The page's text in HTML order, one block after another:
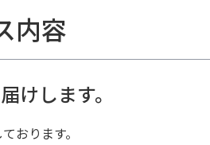
内容
けします。
おります。